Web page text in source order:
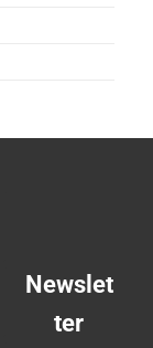
Newslet
ter